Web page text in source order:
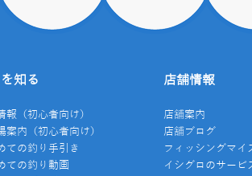
知る
報（初心者向け）
案内（初心者向け）
ての釣り手引き
ての釣り動画
店舗情報
店舗案内
店舗ブログ
フィッシングマイ
イシグロのサービ